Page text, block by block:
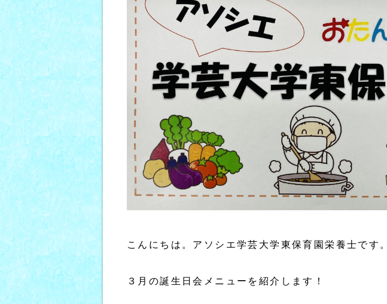
こんにちは。アソシエ学芸大学東保育園栄養士です。
３月の誕生日会メニューを紹介します！